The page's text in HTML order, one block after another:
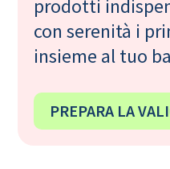
prodotti
con serenità i
insieme al tuo
PREPARA LA